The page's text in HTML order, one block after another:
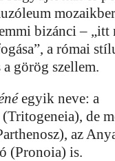
bizánci – „itt
a római
görög szellem.
egyik neve: a
(Tritogeneia), de
az
(Pronoia) is.